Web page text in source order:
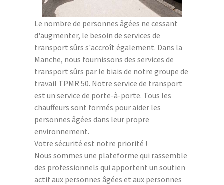
Le nombre de personnes âgées ne cessant
d'augmenter, le besoin de services de
transport sûrs s'accroît également. Dans la
Manche, nous fournissons des services de
transport sûrs par le biais de notre groupe de
travail TPMR 50. Notre service de transport
est un service de porte-à-porte. Tous les
chauffeurs sont formés pour aider les
personnes âgées dans leur propre
environnement.
Votre sécurité est notre priorité !
Nous sommes une plateforme qui rassemble
des professionnels qui apportent un soutien
actif aux personnes âgées et aux personnes